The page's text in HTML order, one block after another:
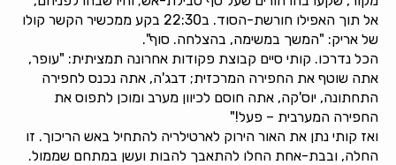
אל תוך האפילו חורשת-הסוד. ב22:30 בקע ממכשיר הקשר קולו
של אריק: "המשך במשימה, בהצלחה. סוף".
הכל נדרכו. קותי סיים קבוצת פקודות אחרונה תמציתית: "עופר,
אתה שוטף את החפירה המרכזית; דבג'ה, אתה נכנס לחפירה
התחתונה, יוס'קה, אתה חוסם לכיוון מערב ומוכן לתפוס את
החפירה המערבית – פעל!"
ואז קותי נתן את האור הירוק לארטילריה להתחיל באש הריכוך. זו
החלה, ובבת-אחת החלו להתאבך להבות ועשן במתחם שממול.